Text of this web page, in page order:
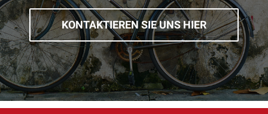
KONTAKTIEREN SIE UNS HIER